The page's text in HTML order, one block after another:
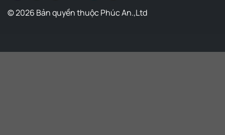
© 2026 Bản quyền thuộc Phúc An.,Ltd